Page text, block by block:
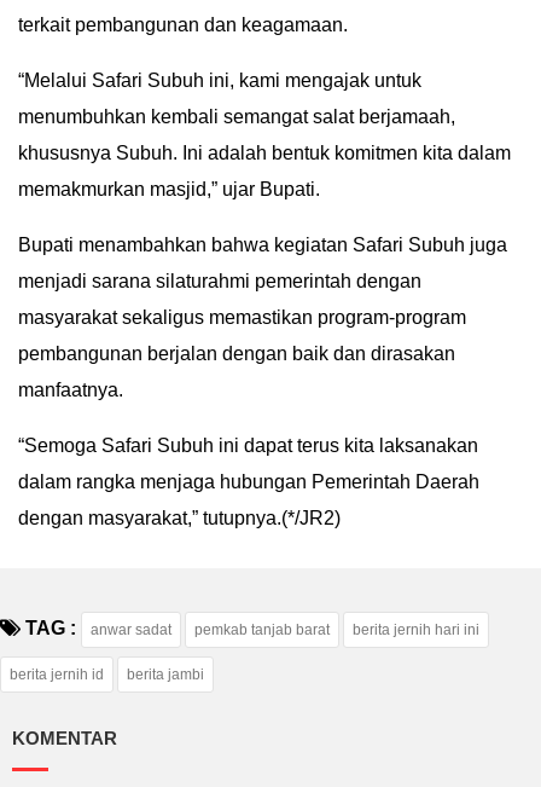
INFOGRAFIS
INDEKS
terkait pembangunan dan keagamaan.
“Melalui Safari Subuh ini, kami mengajak untuk
menumbuhkan kembali semangat salat berjamaah,
khususnya Subuh. Ini adalah bentuk komitmen kita dalam
memakmurkan masjid,” ujar Bupati.
Bupati menambahkan bahwa kegiatan Safari Subuh juga
menjadi sarana silaturahmi pemerintah dengan
masyarakat sekaligus memastikan program-program
pembangunan berjalan dengan baik dan dirasakan
manfaatnya.
“Semoga Safari Subuh ini dapat terus kita laksanakan
dalam rangka menjaga hubungan Pemerintah Daerah
dengan masyarakat,” tutupnya.(*/JR2)
TAG : anwar sadat pemkab tanjab barat berita jernih hari ini
berita jernih id berita jambi
KOMENTAR